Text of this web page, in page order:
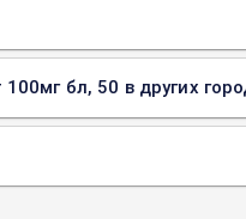
бл, 50 в других